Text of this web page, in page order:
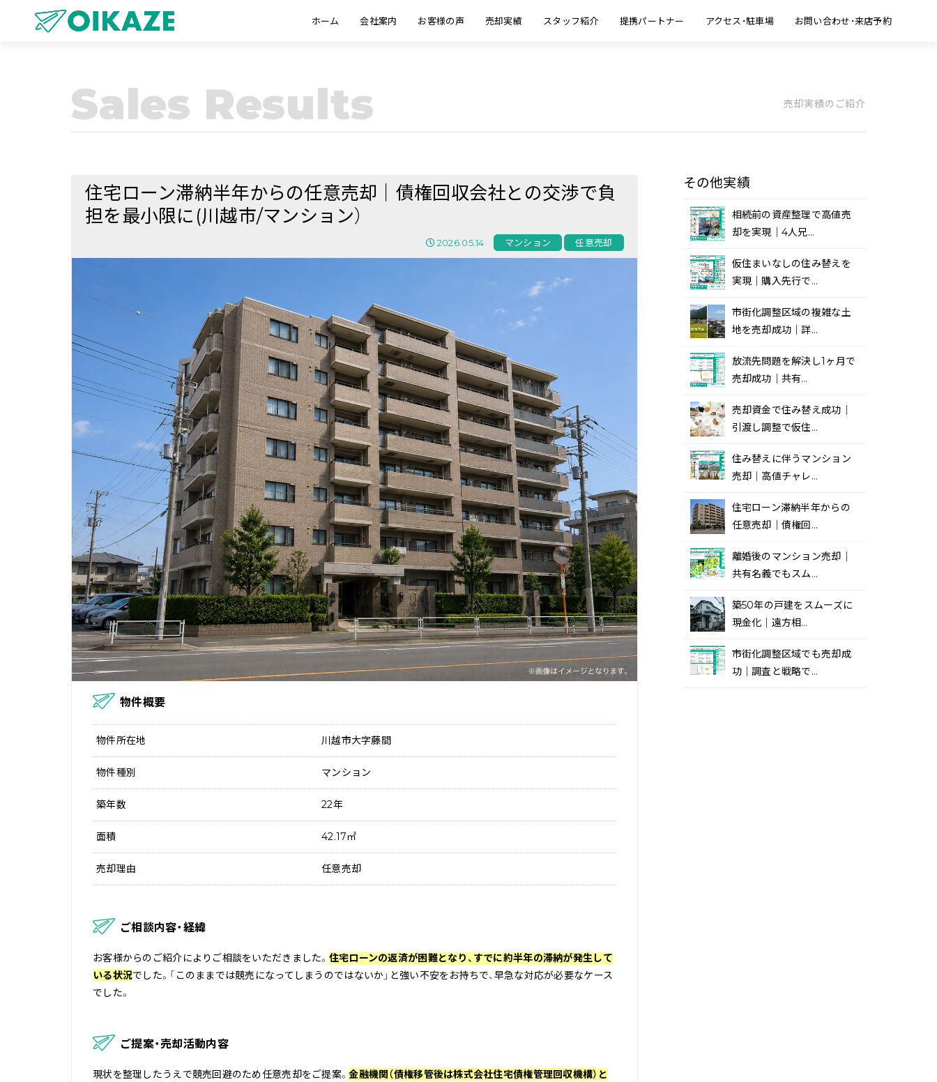
ホーム 会社案内 お客様の声 売却実績 スタッフ紹介 提携パートナー アクセス・駐車場 お問い合わせ・来店予約
Sales Results 売却実績のご紹介
住宅ローン滞納半年からの任意売却｜債権回収会社との交渉で負
担を最小限に(川越市/マンション）
2026.05.14 マンション 任意売却
物件概要
物件所在地 川越市大字藤間
物件種別 マンション
築年数 22年
面積 42.17㎡
売却理由 任意売却
ご相談内容・経緯
お客様からのご紹介によりご相談をいただきました。 住宅ローンの返済が困難となり、すでに約半年の滞納が発生して
いる状況でした。「このままでは競売になってしまうのではないか」と強い不安をお持ちで、早急な対応が必要なケース
でした。
ご提案・売却活動内容
現状を整理したうえで競売回避のため任意売却をご提案。金融機関（債権移管後は株式会社住宅債権管理回収機構）と
その他実績
相続前の資産整理で高値売
却を実現｜4人兄…
仮住まいなしの住み替えを
実現｜購入先行で…
市街化調整区域の複雑な土
地を売却成功｜詳…
放流先問題を解決し1ヶ月で
売却成功｜共有…
売却資金で住み替え成功｜
引渡し調整で仮住…
住み替えに伴うマンション
売却｜高値チャレ…
住宅ローン滞納半年からの
任意売却｜債権回…
離婚後のマンション売却｜
共有名義でもスム…
築50年の戸建をスムーズに
現金化｜遠方相…
市街化調整区域でも売却成
功｜調査と戦略で…